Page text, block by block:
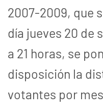
2007-2009, que
día jueves 20 de
a 21 horas, se
disposición la
votantes por